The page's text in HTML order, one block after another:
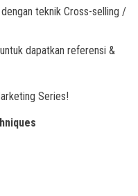
teknik Cross-selling /
dapatkan referensi &
Series!